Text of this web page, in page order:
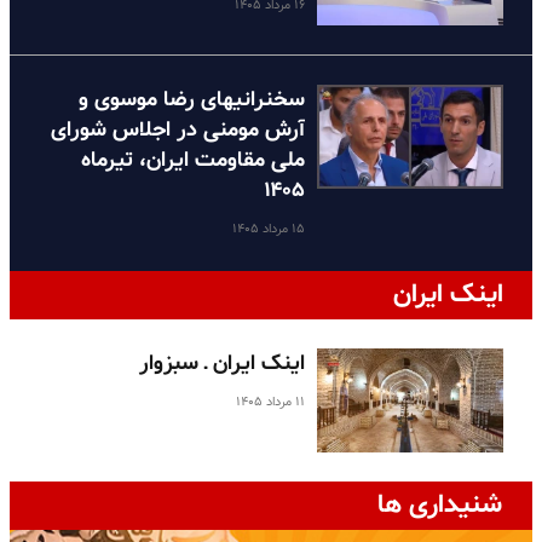
۱۶ مرداد ۱۴۰۵
سخنرانیهای رضا موسوی و
آرش مومنی در اجلاس شورای
ملی مقاومت ایران، تیرماه
۱۴۰۵
۱۵ مرداد ۱۴۰۵
اینک ایران
اینک ایران ـ سبزوار
۱۱ مرداد ۱۴۰۵
شنیداری ها